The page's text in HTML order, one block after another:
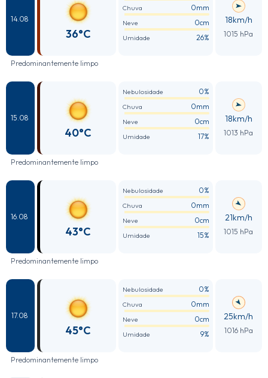
14.08
36°C
Chuva 0mm
Neve 0cm
Umidade 26%
18km/h
1015 hPa
Predominantemente limpo
15.08
40°C
Nebulosidade 0%
Chuva 0mm
Neve 0cm
Umidade 17%
18km/h
1013 hPa
Predominantemente limpo
16.08
43°C
Nebulosidade 0%
Chuva 0mm
Neve 0cm
Umidade 15%
21km/h
1015 hPa
Predominantemente limpo
17.08
45°C
Nebulosidade 0%
Chuva 0mm
Neve 0cm
Umidade 9%
25km/h
1016 hPa
Predominantemente limpo